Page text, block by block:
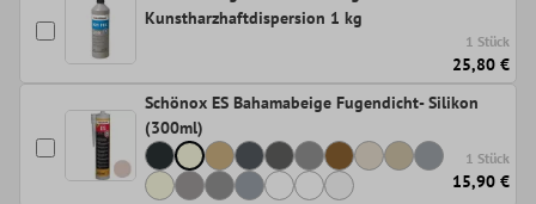
Kunstharzhaftdispersion 1 kg
1 Stück
25,80 €
Schönox ES Bahamabeige Fugendicht- Silikon
(300ml)
1 Stück
15,90 €